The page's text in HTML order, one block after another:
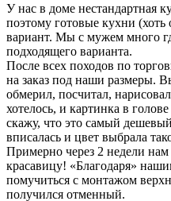
У нас в доме нестандартная
поэтому готовые кухни
вариант. Мы с мужем много
подходящего варианта.
После всех походов по
на заказ под наши размеры.
обмерил, посчитал,
хотелось, и картинка в
скажу, что это самый
вписалась и цвет выбрала
Примерно через 2 недели
красавицу! «Благодаря»
помучиться с монтажом
получился отменный.